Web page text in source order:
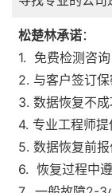
松楚林承诺：
1. 免费检测咨询
2. 与客户签订
3. 数据恢复不
4. 专业工程师提
5. 数据恢复前
6. 恢复过程中